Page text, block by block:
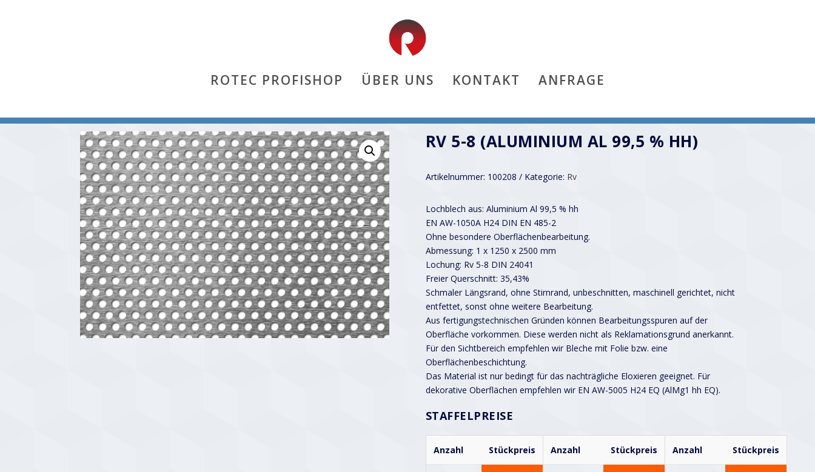
ROTEC PROFISHOP ÜBER UNS KONTAKT ANFRAGE
Start/Rv/ Rv 5-8 (Aluminium Al 99,5 % hh)
RV 5-8 (ALUMINIUM AL 99,5 % HH)
Artikelnummer: 100208 Kategorie: Rv
Lochblech aus: Aluminium Al 99,5 % hh
EN AW-1050A H24 DIN EN 485-2
Ohne besondere Oberflächenbearbeitung.
Abmessung: 1 x 1250 x 2500 mm
Lochung: Rv 5-8 DIN 24041
Freier Querschnitt: 35,43%
Schmaler Längsrand, ohne Stirnrand, unbeschnitten, maschinell gerichtet, nicht
entfettet, sonst ohne weitere Bearbeitung.
Aus fertigungstechnischen Gründen können Bearbeitungsspuren auf der
Oberfläche vorkommen. Diese werden nicht als Reklamationsgrund anerkannt.
Für den Sichtbereich empfehlen wir Bleche mit Folie bzw. eine
Oberflächenbeschichtung.
Das Material ist nur bedingt für das nachträgliche Eloxieren geeignet. Für
dekorative Oberflächen empfehlen wir EN AW-5005 H24 EQ (AlMg1 hh EQ).
STAFFELPREISE
Anzahl Stückpreis Anzahl Stückpreis Anzahl Stückpreis